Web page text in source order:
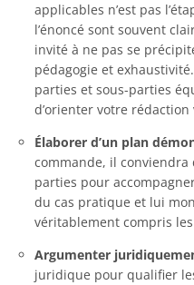
applicables n’est pas
l’énoncé sont souvent
invité à ne pas se
pédagogie et
parties et sous-parties
d’orienter votre rédaction
Élaborer d’un plan
commande, il
parties pour
du cas pratique et lui
véritablement compris
Argumenter
juridique pour qualifier